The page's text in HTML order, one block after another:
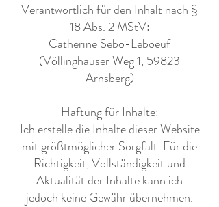
Verantwortlich für den Inhalt nach §
18 Abs. 2 MStV:
Catherine Sebo-Leboeuf
(Völlinghauser Weg 1, 59823
Arnsberg)
Haftung für Inhalte:
Ich erstelle die Inhalte dieser Website
mit größtmöglicher Sorgfalt. Für die
Richtigkeit, Vollständigkeit und
Aktualität der Inhalte kann ich
jedoch keine Gewähr übernehmen.